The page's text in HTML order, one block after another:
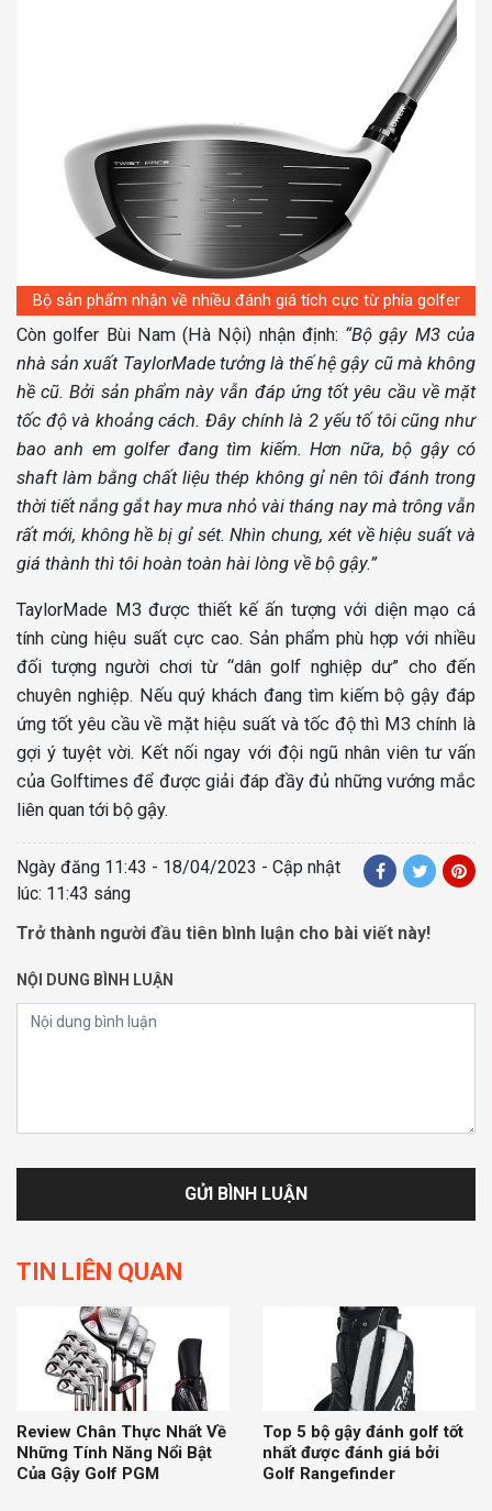
Bộ sản phẩm nhận về nhiều đánh giá tích cực từ phía golfer
Còn golfer Bùi Nam (Hà Nội) nhận định: “Bộ gậy M3 của
nhà sản xuất TaylorMade tưởng là thế hệ gậy cũ mà không
hề cũ. Bởi sản phẩm này vẫn đáp ứng tốt yêu cầu về mặt
tốc độ và khoảng cách. Đây chính là 2 yếu tố tôi cũng như
bao anh em golfer đang tìm kiếm. Hơn nữa, bộ gậy có
shaft làm bằng chất liệu thép không gỉ nên tôi đánh trong
thời tiết nắng gắt hay mưa nhỏ vài tháng nay mà trông vẫn
rất mới, không hề bị gỉ sét. Nhìn chung, xét về hiệu suất và
giá thành thì tôi hoàn toàn hài lòng về bộ gậy.”
TaylorMade M3 được thiết kế ấn tượng với diện mạo cá
tính cùng hiệu suất cực cao. Sản phẩm phù hợp với nhiều
đối tượng người chơi từ “dân golf nghiệp dư” cho đến
chuyên nghiệp. Nếu quý khách đang tìm kiếm bộ gậy đáp
ứng tốt yêu cầu về mặt hiệu suất và tốc độ thì M3 chính là
gợi ý tuyệt vời. Kết nối ngay với đội ngũ nhân viên tư vấn
của Golftimes để được giải đáp đầy đủ những vướng mắc
liên quan tới bộ gậy.
Ngày đăng 11:43 - 18/04/2023 - Cập nhật
lúc: 11:43 sáng
Trở thành người đầu tiên bình luận cho bài viết này!
NỘI DUNG BÌNH LUẬN
TIN LIÊN QUAN
Review Chân Thực Nhất Về
Những Tính Năng Nổi Bật
Của Gậy Golf PGM
Top 5 bộ gậy đánh golf tốt
nhất được đánh giá bởi
Golf Rangefinder